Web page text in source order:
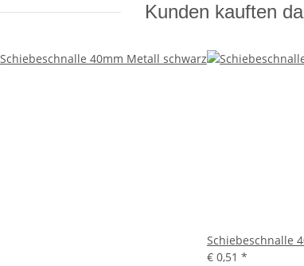
Kunden kauften
Schiebeschnalle
€ 0,51 *